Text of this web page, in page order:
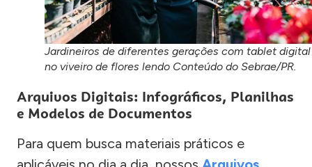
Jardineiros de diferentes gerações com tablet digital
no viveiro de flores lendo Conteúdo do Sebrae/PR.
Arquivos Digitais: Infográficos, Planilhas
e Modelos de Documentos
Para quem busca materiais práticos e